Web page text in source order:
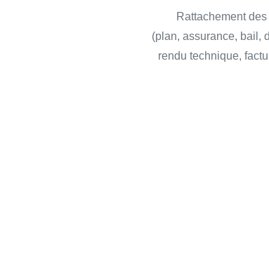
Rattachement
(plan, assurance, bail,
rendu technique,